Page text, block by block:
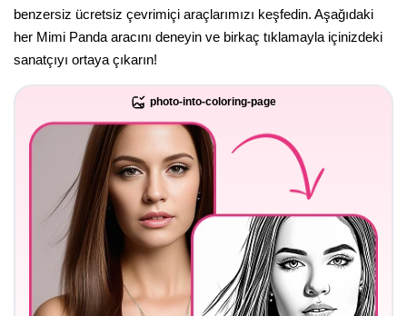
benzersiz ücretsiz çevrimiçi araçlarımızı keşfedin. Aşağıdaki
her Mimi Panda aracını deneyin ve birkaç tıklamayla içinizdeki
sanatçıyı ortaya çıkarın!
photo-into-coloring-page